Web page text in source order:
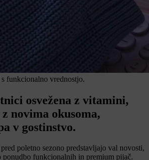
funkcionalno vrednostjo.
osvežena z vitamini,
novima okusoma,
v gostinstvo.
pred poletno sezono predstavljajo val novosti,
ponudbo funkcionalnih in premium pijač.